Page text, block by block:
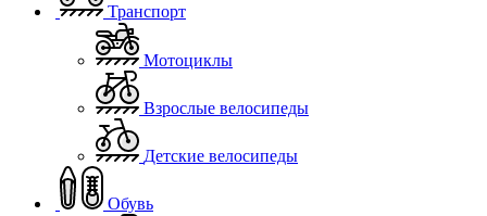
Транспорт
Мотоциклы
Взрослые велосипеды
Детские велосипеды
Обувь